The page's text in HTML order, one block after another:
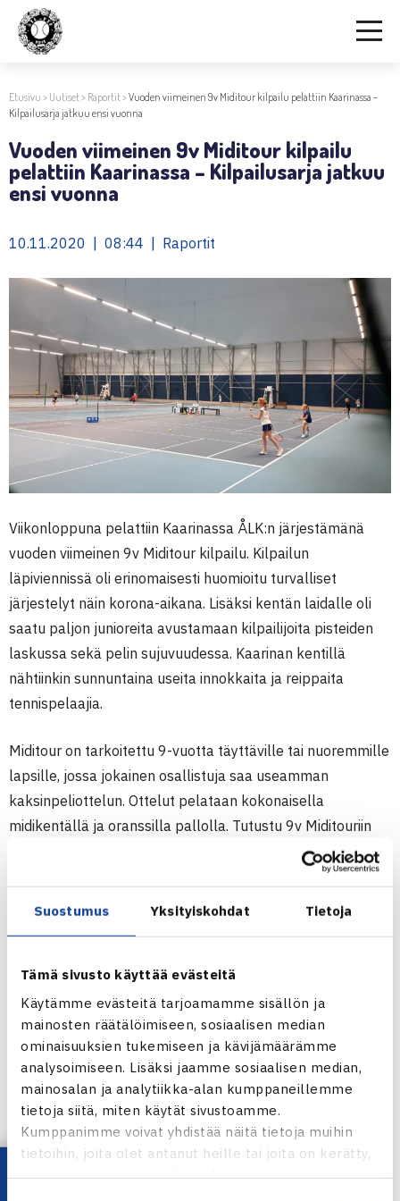
Suostumus Yksityiskohdat Tietoja
Tämä sivusto käyttää evästeitä
Käytämme evästeitä tarjoamamme sisällön ja
mainosten räätälöimiseen, sosiaalisen median
ominaisuuksien tukemiseen ja kävijämäärämme
analysoimiseen. Lisäksi jaamme sosiaalisen median,
mainosalan ja analytiikka-alan kumppaneillemme
tietoja siitä, miten käytät sivustoamme.
Kumppanimme voivat yhdistää näitä tietoja muihin
tietoihin, joita olet antanut heille tai joita on kerätty,
kun olet käyttänyt heidän palvelujaan.
Etusivu > Uutiset> Raportit>Vuoden viimeinen 9v Miditour kilpailu pelattiin Kaarinassa –
Kilpailusarja jatkuu ensi vuonna
Vuoden viimeinen 9v Miditour kilpailu
pelattiin Kaarinassa – Kilpailusarja jatkuu
ensi vuonna
10.11.2020 | 08:44 | Raportit
Viikonloppuna pelattiin Kaarinassa ÅLK:n järjestämänä
vuoden viimeinen 9v Miditour kilpailu. Kilpailun
läpiviennissä oli erinomaisesti huomioitu turvalliset
järjestelyt näin korona-aikana. Lisäksi kentän laidalle oli
saatu paljon junioreita avustamaan kilpailijoita pisteiden
laskussa sekä pelin sujuvuudessa. Kaarinan kentillä
nähtiinkin sunnuntaina useita innokkaita ja reippaita
tennispelaajia.
Miditour on tarkoitettu 9-vuotta täyttäville tai nuoremmille
lapsille, jossa jokainen osallistuja saa useamman
kaksinpeliottelun. Ottelut pelataan kokonaisella
midikentällä ja oranssilla pallolla. Tutustu 9v Miditouriin
Miditour jatkuu vuonna 2021
9v Miditour jatkuu ensi vuonna, jolloin pelataan seitsemän